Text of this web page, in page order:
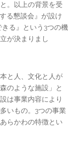
。以上の背景を受
る懇談会』が設け
る』という3つの機
が決まりまし
と人、文化と人が
のような施設」と
は事業内容により
いもの。3つの事業
らかわの特徴とい